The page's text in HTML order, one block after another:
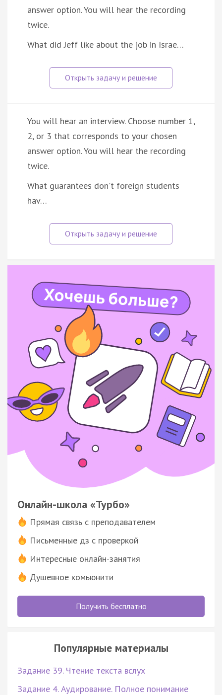
answer option. You will hear the recording
twice.
What did Jeff like about the job in Israe…
You will hear an interview. Choose number 1,
2, or 3 that corresponds to your chosen
answer option. You will hear the recording
twice.
What guarantees don't foreign students
hav…
Онлайн-школа «Турбо»
Прямая связь с преподавателем
Письменные дз с проверкой
Интересные онлайн-занятия
Душевное комьюнити
Получить бесплатно
Популярные материалы
Задание 39. Чтение текста вслух
Задание 4. Аудирование. Полное понимание